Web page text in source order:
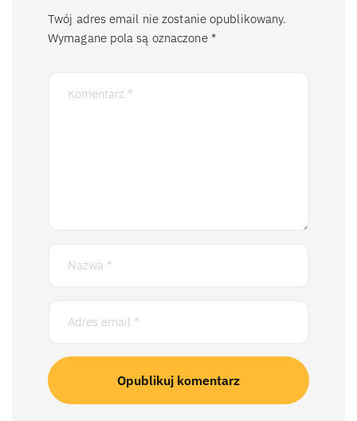
Twój adres email nie zostanie opublikowany.
Wymagane pola są oznaczone *